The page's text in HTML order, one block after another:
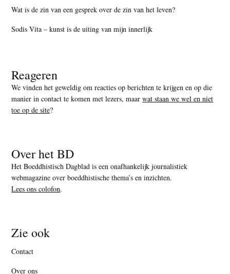
Wat is de zin van een gesprek over de zin van het leven?
Sodis Vita – kunst is de uiting van mijn innerlijk
Reageren
We vinden het geweldig om reacties op berichten te krijgen en op die
manier in contact te komen met lezers, maarwat staan we wel en niet
toe op de site?
Over het BD
Het Boeddhistisch Dagblad is een onafhankelijk journalistiek
webmagazine over boeddhistische thema’s en inzichten.
Lees ons colofon.
Zie ook
Contact
Over ons